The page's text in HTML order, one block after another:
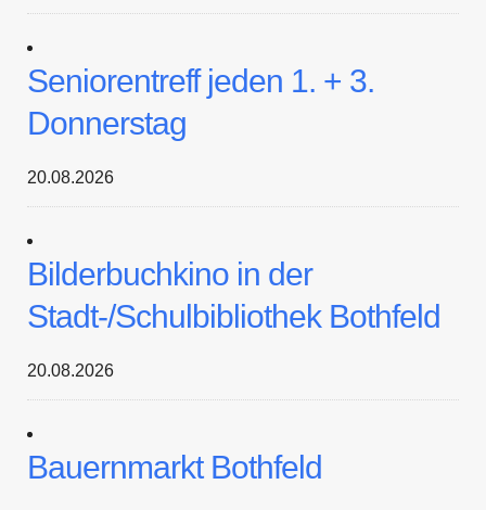
Seniorentreff jeden 1. + 3.
Donnerstag
20.08.2026
Bilderbuchkino in der
Stadt-/Schulbibliothek Bothfeld
20.08.2026
Bauernmarkt Bothfeld